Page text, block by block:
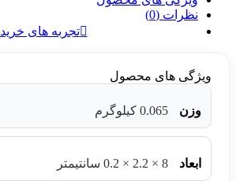
نظرات (0)
تجربه های خرید
ویژگی های محصول
وزن 0.065 کیلوگرم
ابعاد 8 × 2.2 × 0.2 سانتیمتر